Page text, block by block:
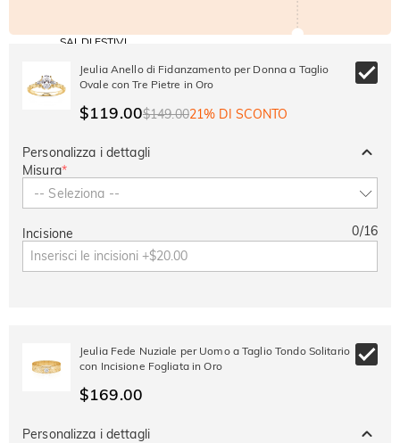
SALDI ESTIVI
SU TUTTO
-30%
SUL 2°
ARTICOLO
SUMMER
Copia
Jeulia Anello di Fidanzamento per Donna a Taglio
Ovale con Tre Pietre in Oro
$119.00$149.0021% DI SCONTO
Personalizza i dettagli
Misura*
-- Seleziona --
Incisione 0/16
Jeulia Fede Nuziale per Uomo a Taglio Tondo Solitario
con Incisione Fogliata in Oro
$169.00
Personalizza i dettagli